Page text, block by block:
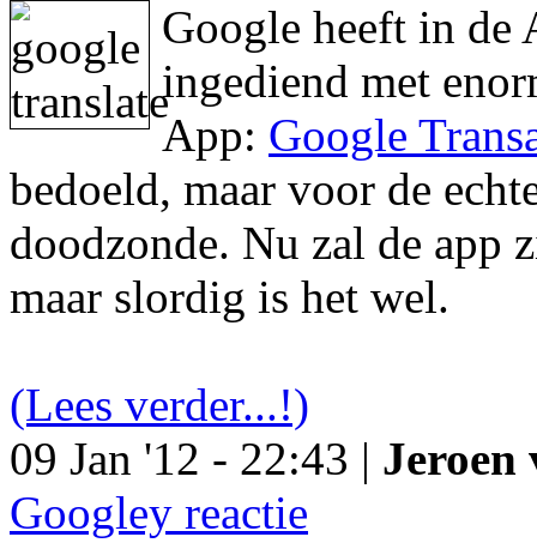
Google heeft in de
ingediend met
App: Google
bedoeld, maar voor de
doodzonde. Nu zal de app
maar slordig is het wel.
(Lees verder...!)
09 Jan '12 - 22:43 | Jeroen
Googley reactie